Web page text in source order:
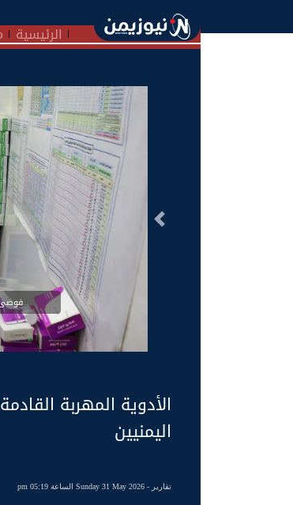
الرئيسية
السابق
الأدوية المهربة
اليمنيين
تقارير - Sunday 31 May 2026 الساعة 05:19 pm